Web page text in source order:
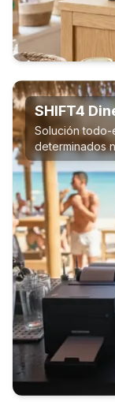
SHIFT4
Solución todo-
determinados